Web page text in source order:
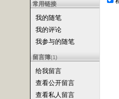
常用链接
我的随笔
我的评论
我参与的随笔
留言簿(1)
给我留言
查看公开留言
查看私人留言